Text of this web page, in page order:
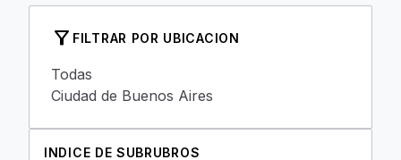
filter_alt FILTRAR POR UBICACION
Todas
Ciudad de Buenos Aires
INDICE DE SUBRUBROS